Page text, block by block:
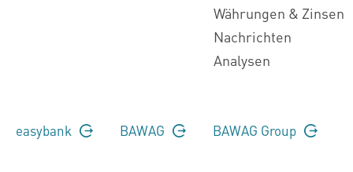
Währungen & Zinsen
Nachrichten
Analysen
easybank BAWAG BAWAG Group